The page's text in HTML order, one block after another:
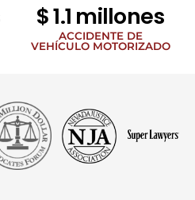
$ 1.1 millones
ACCIDENTE DE
VEHÍCULO MOTORIZADO